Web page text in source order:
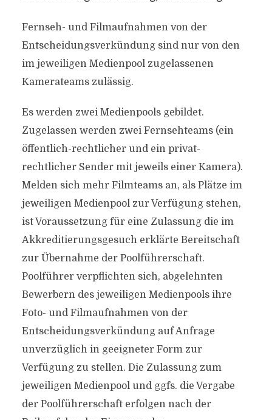
Fernseh- und Filmaufnahmen von der
Entscheidungsverkündung sind nur von den
im jeweiligen Medienpool zugelassenen
Kamerateams zulässig.
Es werden zwei Medienpools gebildet.
Zugelassen werden zwei Fernsehteams (ein
öffentlich-rechtlicher und ein privat-
rechtlicher Sender mit jeweils einer Kamera).
Melden sich mehr Filmteams an, als Plätze im
jeweiligen Medienpool zur Verfügung stehen,
ist Voraussetzung für eine Zulassung die im
Akkreditierungsgesuch erklärte Bereitschaft
zur Übernahme der Poolführerschaft.
Poolführer verpflichten sich, abgelehnten
Bewerbern des jeweiligen Medienpools ihre
Foto- und Filmaufnahmen von der
Entscheidungsverkündung auf Anfrage
unverzüglich in geeigneter Form zur
Verfügung zu stellen. Die Zulassung zum
jeweiligen Medienpool und ggfs. die Vergabe
der Poolführerschaft erfolgen nach der